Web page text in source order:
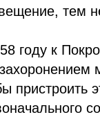
тем
году к
пристроить